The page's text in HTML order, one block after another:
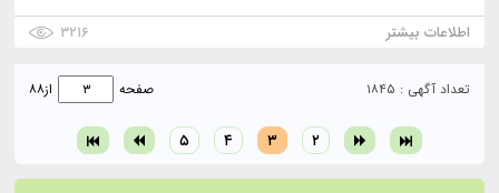
اطلاعات بیشتر
۳۲۱۶
تعداد آگهی : ۱۸۴۵
۲ ۳ ۴ ۵
صفحه از۸۸